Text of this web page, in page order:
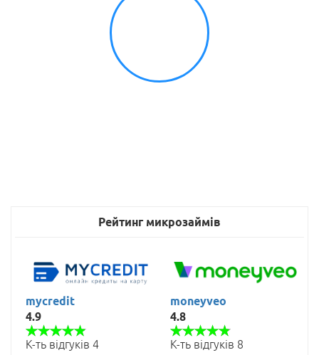
Рейтинг микрозаймів
mycredit
4.9
К-ть відгуків 4
moneyveo
4.8
К-ть відгуків 8